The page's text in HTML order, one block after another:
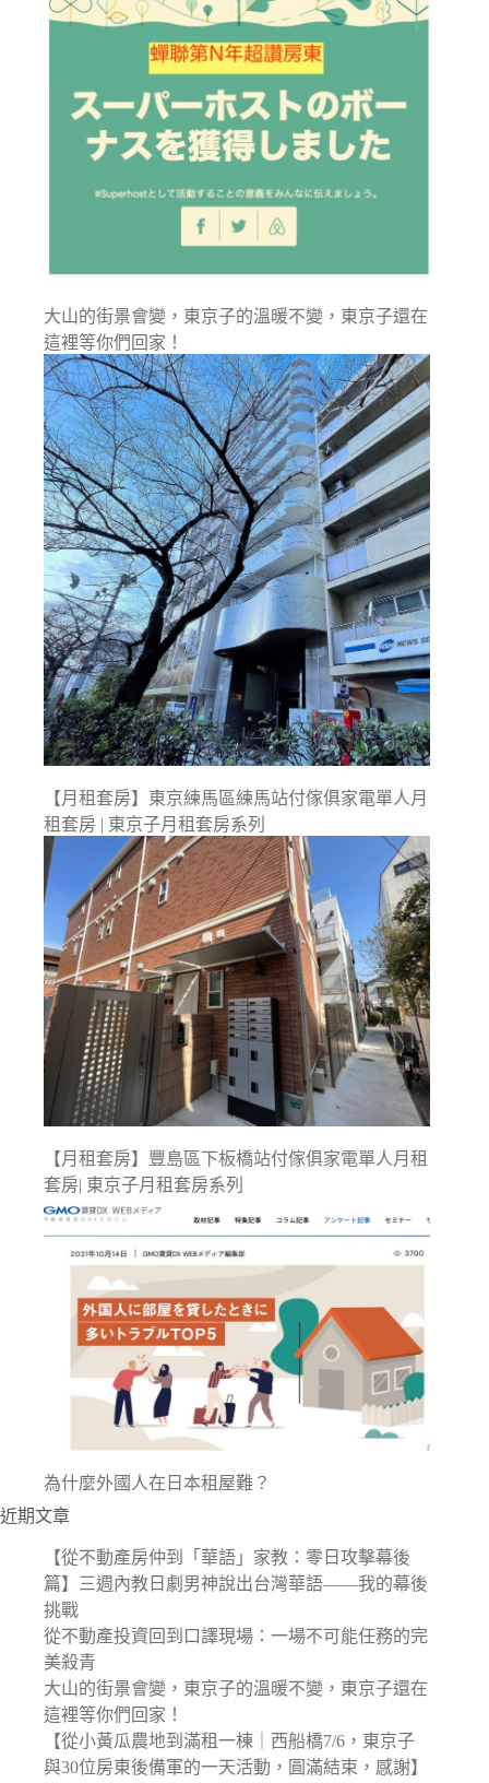
大山的街景會變，東京子的溫暖不變，東京子還在
這裡等你們回家！
【月租套房】東京練馬區練馬站付傢俱家電單人月
租套房 | 東京子月租套房系列
【月租套房】豐島區下板橋站付傢俱家電單人月租
套房| 東京子月租套房系列
為什麼外國人在日本租屋難？
近期文章
【從不動產房仲到「華語」家教：零日攻擊幕後
篇】三週內教日劇男神說出台灣華語——我的幕後
挑戰
從不動產投資回到口譯現場：一場不可能任務的完
美殺青
大山的街景會變，東京子的溫暖不變，東京子還在
這裡等你們回家！
【從小黃瓜農地到滿租一棟｜西船橋7/6，東京子
與30位房東後備軍的一天活動，圓滿結束，感謝】